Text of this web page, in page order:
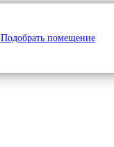
Подобрать помещение